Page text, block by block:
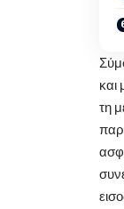
και
τη